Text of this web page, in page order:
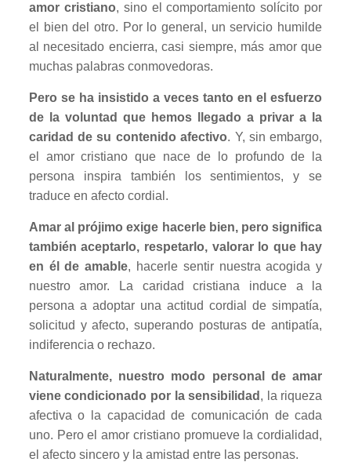
amor cristiano, sino el comportamiento solícito por
el bien del otro. Por lo general, un servicio humilde
al necesitado encierra, casi siempre, más amor que
muchas palabras conmovedoras.
Pero se ha insistido a veces tanto en el esfuerzo
de la voluntad que hemos llegado a privar a la
caridad de su contenido afectivo. Y, sin embargo,
el amor cristiano que nace de lo profundo de la
persona inspira también los sentimientos, y se
traduce en afecto cordial.
Amar al prójimo exige hacerle bien, pero significa
también aceptarlo, respetarlo, valorar lo que hay
en él de amable, hacerle sentir nuestra acogida y
nuestro amor. La caridad cristiana induce a la
persona a adoptar una actitud cordial de simpatía,
solicitud y afecto, superando posturas de antipatía,
indiferencia o rechazo.
Naturalmente, nuestro modo personal de amar
viene condicionado por la sensibilidad , la riqueza
afectiva o la capacidad de comunicación de cada
uno. Pero el amor cristiano promueve la cordialidad,
el afecto sincero y la amistad entre las personas.